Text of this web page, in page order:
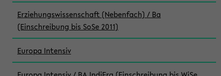
Erziehungswissenschaft (Nebenfach) / Ba
(Einschreibung bis SoSe 2011)
Europa Intensiv